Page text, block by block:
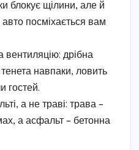
блокує щілини, але й
посміхається вам
вентиляцію: дрібна
навпаки, ловить
гостей.
а не траві: трава –
а асфальт – бетонна